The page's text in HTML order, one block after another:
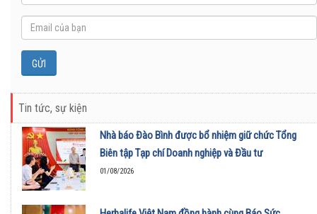
Tin tức, sự kiện
Nhà báo Đào Bình được bổ nhiệm giữ chức Tổng
Biên tập Tạp chí Doanh nghiệp và Đầu tư
01/08/2026